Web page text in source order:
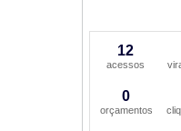
12
acessos
0
orçamentos